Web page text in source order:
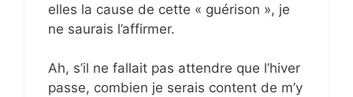
elles la cause de cette « guérison », je
ne saurais l’affirmer.
Ah, s’il ne fallait pas attendre que l’hiver
passe, combien je serais content de m’y